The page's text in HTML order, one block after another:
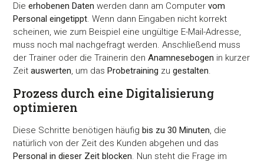
Dieerhobenen Daten werden dann am Computervom
Personal eingetippt. Wenn dann Eingaben nicht korrekt
scheinen, wie zum Beispiel eine ungültige E-Mail-Adresse,
muss noch mal nachgefragt werden. Anschließend muss
der Trainer oder die Trainerin denAnamnesebogen in kurzer
Zeitauswerten, um dasProbetraining zugestalten.
Prozess durch eine Digitalisierung
optimieren
Diese Schritte benötigen häufigbis zu 30 Minuten , die
natürlich von der Zeit des Kunden abgehen und das
Personal in dieser Zeit blocken . Nun steht die Frage im